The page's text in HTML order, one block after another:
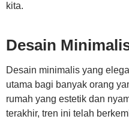
kita.
Desain
Desain minimalis yang
utama bagi banyak orang
rumah yang estetik dan
terakhir, tren ini telah